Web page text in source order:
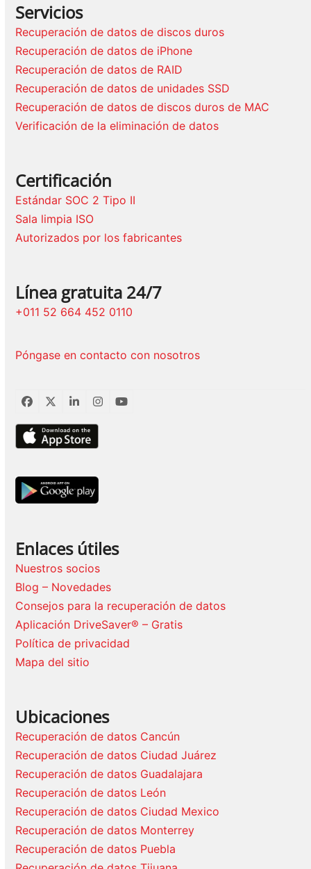
Servicios
Recuperación de datos de discos duros
Recuperación de datos de iPhone
Recuperación de datos de RAID
Recuperación de datos de unidades SSD
Recuperación de datos de discos duros de MAC
Verificación de la eliminación de datos
Certificación
Estándar SOC 2 Tipo II
Sala limpia ISO
Autorizados por los fabricantes
Línea gratuita 24/7
+011 52 664 452 0110
Póngase en contacto con nosotros
Facebook
TwitterLinkedInInstagram
YouTube
Enlaces útiles
Nuestros socios
Blog – Novedades
Consejos para la recuperación de datos
Aplicación DriveSaver® – Gratis
Política de privacidad
Mapa del sitio
Ubicaciones
Recuperación de datos Cancún
Recuperación de datos Ciudad Juárez
Recuperación de datos Guadalajara
Recuperación de datos León
Recuperación de datos Ciudad Mexico
Recuperación de datos Monterrey
Recuperación de datos Puebla